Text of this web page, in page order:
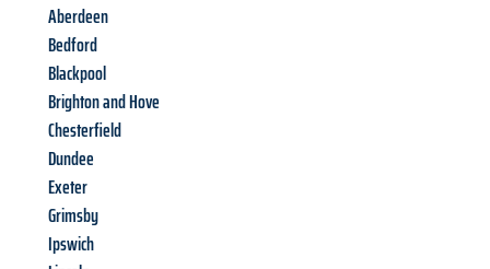
Aberdeen
Bedford
Blackpool
Brighton and Hove
Chesterfield
Dundee
Exeter
Grimsby
Ipswich